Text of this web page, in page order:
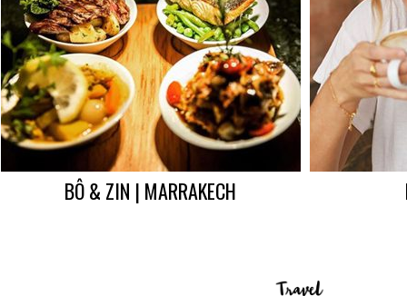
BÔ & ZIN | MARRAKECH